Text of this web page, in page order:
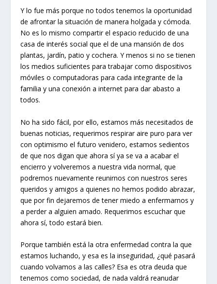
Y lo fue más porque no todos tenemos la oportunidad
de afrontar la situación de manera holgada y cómoda.
No es lo mismo compartir el espacio reducido de una
casa de interés social que el de una mansión de dos
plantas, jardín, patio y cochera. Y menos si no se tienen
los medios suficientes para trabajar como dispositivos
móviles o computadoras para cada integrante de la
familia y una conexión a internet para dar abasto a
todos.
No ha sido fácil, por ello, estamos más necesitados de
buenas noticias, requerimos respirar aire puro para ver
con optimismo el futuro venidero, estamos sedientos
de que nos digan que ahora sí ya se va a acabar el
encierro y volveremos a nuestra vida normal, que
podremos nuevamente reunirnos con nuestros seres
queridos y amigos a quienes no hemos podido abrazar,
que por fin dejaremos de tener miedo a enfermarnos y
a perder a alguien amado. Requerimos escuchar que
ahora sí, todo estará bien.
Porque también está la otra enfermedad contra la que
estamos luchando, y esa es la inseguridad, ¿qué pasará
cuando volvamos a las calles? Esa es otra deuda que
tenemos como sociedad, de nada valdrá reanudar